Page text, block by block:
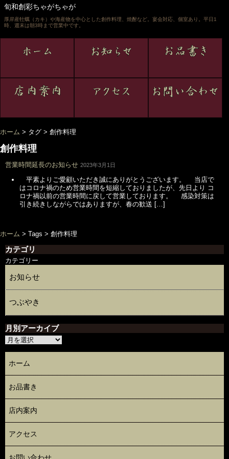
旬和創彩ちゃがちゃが
厚岸産牡蠣（カキ）や海産物を中心とした創作料理、焼酎など。宴会対応、個室あり。平日1
時、週末は朝3時まで営業中です。
ホーム > タグ > 創作料理
創作料理
営業時間延長のお知らせ 2023年3月1日
平素よりご愛顧いただき誠にありがとうございます。 当店で
はコロナ禍のため営業時間を短縮しておりましたが、先日より コ
ロナ禍以前の営業時間に戻して営業しております。 感染対策は
引き続きしながらではありますが、春の歓送 […]
ホーム > Tags > 創作料理
カテゴリ
カテゴリー
お知らせ
つぶやき
月別アーカイブ
ホーム
お品書き
店内案内
アクセス